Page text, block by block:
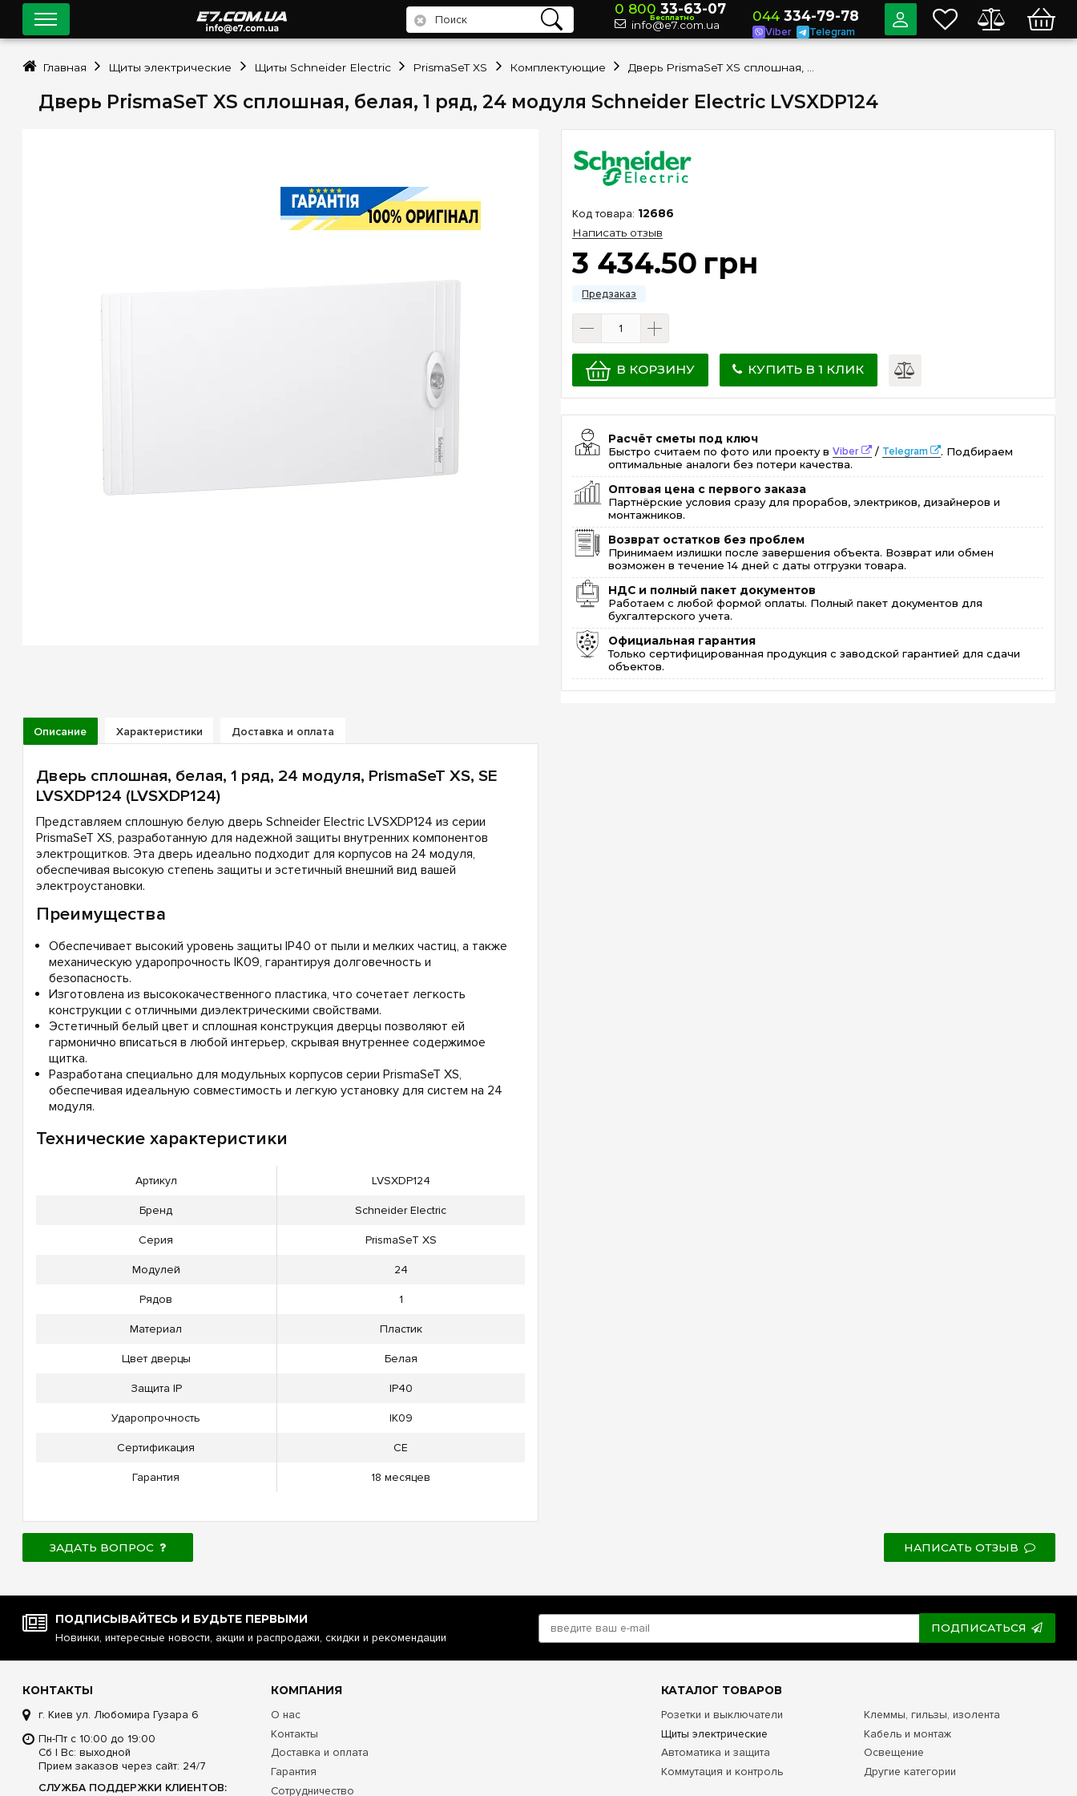
Дверь PrismaSeT XS сплошная, белая, 1 ряд, 24 модуля Schneider Electric LVSXDP124
12686
Написать отзыв
3 434.50 грн
В КОРЗИНУ КУПИТЬ В 1 КЛИК
Расчёт сметы под ключ
Быстро считаем по фото или проекту вViber / Telegram
. Подбираем
оптимальные аналоги без потери качества.
Оптовая цена с первого заказа
Партнёрские условия сразу для прорабов, электриков, дизайнеров и
монтажников.
Возврат остатков без проблем
Принимаем излишки после завершения объекта. Возврат или обмен
возможен в течение 14 дней с даты отгрузки товара.
НДС и полный пакет документов
Работаем с любой формой оплаты. Полный пакет документов для
бухгалтерского учета.
Официальная гарантия
Только сертифицированная продукция с заводской гарантией для сдачи
объектов.
Описание Характеристики Доставка и оплата
Дверь сплошная, белая, 1 ряд, 24 модуля, PrismaSeT XS, SE
LVSXDP124 (LVSXDP124)
Представляем сплошную белую дверь Schneider Electric LVSXDP124 из серии
PrismaSeT XS, разработанную для надежной защиты внутренних компонентов
электрощитков. Эта дверь идеально подходит для корпусов на 24 модуля,
обеспечивая высокую степень защиты и эстетичный внешний вид вашей
электроустановки.
Преимущества
Обеспечивает высокий уровень защиты IP40 от пыли и мелких частиц, а также
механическую ударопрочность IK09, гарантируя долговечность и
безопасность.
Изготовлена из высококачественного пластика, что сочетает легкость
конструкции с отличными диэлектрическими свойствами.
Эстетичный белый цвет и сплошная конструкция дверцы позволяют ей
гармонично вписаться в любой интерьер, скрывая внутреннее содержимое
щитка.
Разработана специально для модульных корпусов серии PrismaSeT XS,
обеспечивая идеальную совместимость и легкую установку для систем на 24
модуля.
Технические характеристики
Артикул LVSXDP124
Бренд Schneider Electric
Серия PrismaSeT XS
Модулей 24
Рядов 1
Материал Пластик
Цвет дверцы Белая
Защита IP IP40
Ударопрочность IK09
Сертификация CE
Гарантия 18 месяцев
ЗАДАТЬ ВОПРОС НАПИСАТЬ ОТЗЫВ
0 800 33-63-07
Бесплатно
info@e7.com.ua
044 334-79-78
Viber Telegram
Главная Щиты электрические Щиты Schneider Electric PrismaSeT XS Комплектующие
ПОДПИСЫВАЙТЕСЬ И БУДЬТЕ ПЕРВЫМИ
Новинки, интересные новости, акции и распродажи, скидки и рекомендации
ПОДПИСАТЬСЯ
КОНТАКТЫ
г. Киев ул. Любомира Гузара 6
Пн-Пт с 10:00 до 19:00
Сб | Вс: выходной
Прием заказов через сайт: 24/7
СЛУЖБА ПОДДЕРЖКИ КЛИЕНТОВ:
КОМПАНИЯ
О нас
Контакты
Доставка и оплата
Гарантия
Сотрудничество
КАТАЛОГ ТОВАРОВ
Розетки и выключатели
Щиты электрические
Автоматика и защита
Коммутация и контроль
Клеммы, гильзы, изолента
Кабель и монтаж
Освещение
Другие категории